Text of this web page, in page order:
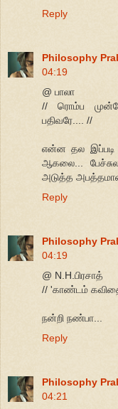
Reply
Philosophy
04:19
@ பாலா
// ரொம்ப
பதிவரே.... //
என்ன தல
ஆகலை...
அடுத்த
Reply
Philosophy
04:19
@ N.H.பிரசாத்
// 'காண்டம்
நன்றி நண்பா...
Reply
Philosophy
04:21